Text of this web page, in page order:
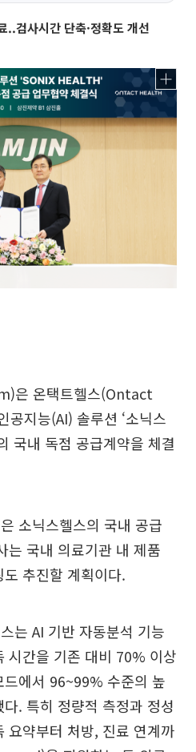
..검사시간 단축·정확도 개선
은 온택트헬스(Ontact
지능(AI) 솔루션 ‘소닉스
국내 독점 공급계약을 체결
소닉스헬스의 국내 공급
는 국내 의료기관 내 제품
추진할 계획이다.
는 AI 기반 자동분석 기능
시간을 기존 대비 70% 이상
에서 96~99% 수준의 높
. 특히 정량적 측정과 정성
요약부터 처방, 진료 연계까